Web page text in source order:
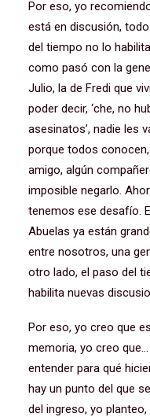
Por eso, yo
está en discusión,
del tiempo no lo
como pasó con la
Julio, la de Fredi que
poder decir, ‘che, no
asesinatos’, nadie les
porque todos
amigo, algún
imposible negarlo.
tenemos ese desafío.
Abuelas ya están
entre nosotros, una
otro lado, el paso del
habilita nuevas
Por eso, yo creo que
memoria, yo creo
entender para qué
hay un punto del que
del ingreso, yo